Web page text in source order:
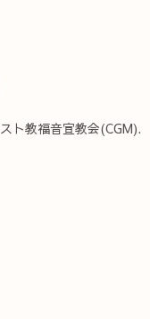
ト教福音宣教会(CGM).